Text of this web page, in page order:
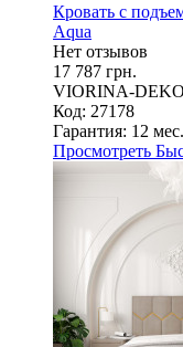
Кровать с
Aqua
Нет отзывов
17 787 грн.
VIORINA-DEKO
Код: 27178
Гарантия: 12 мес.
Просмотреть